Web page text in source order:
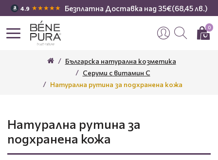
4.9 ★★★★★ Безплатна Доставка над 35€(68,45 лв.)
0
Българска натурална козметика
Серуми с витамин С
Натурална рутина за подхранена кожа
Натурална рутина за
подхранена кожа